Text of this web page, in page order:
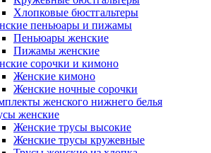
Хлопковые бюстгальтеры
пеньюары и пижамы
Пеньюары женские
Пижамы женские
сорочки и кимоно
Женские кимоно
Женские ночные сорочки
женского нижнего белья
женские
Женские трусы высокие
Женские трусы кружевные